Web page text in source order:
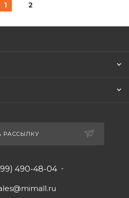
1 2
РАССЫЛКУ
490-48-04